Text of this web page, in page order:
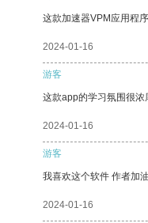
这款加速器VPM应用程
2024-01-16
游客
这款app的学习氛围很浓
2024-01-16
游客
我喜欢这个软件 作者加油
2024-01-16